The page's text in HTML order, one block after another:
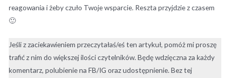
reagowania i żeby czuło Twoje wsparcie. Reszta przyjdzie z czasem
🙂
Jeśli z zaciekawieniem przeczytałaś/eś ten artykuł, pomóż mi proszę
trafić z nim do większej ilości czytelników. Będę wdzięczna za każdy
komentarz, polubienie na FB/IG oraz udostępnienie. Bez tej